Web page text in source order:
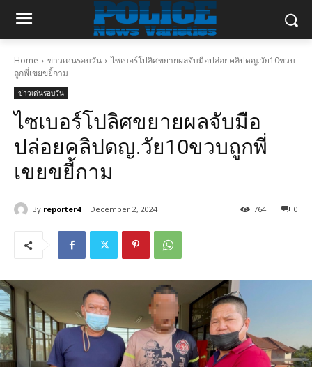
Home ข่าวเด่นรอบวัน
ไซเบอร์โปลิศขยายผลจับมือปล่อยคลิปดญ.วัย10ขวบ
ถูกพี่เขยขยี้กาม
ข่าวเด่นรอบวัน
ไซเบอร์โปลิศขยายผลจับมือ
ปล่อยคลิปดญ.วัย10ขวบถูกพี่
เขยขยี้กาม
By reporter4 December 2, 2024 0
764